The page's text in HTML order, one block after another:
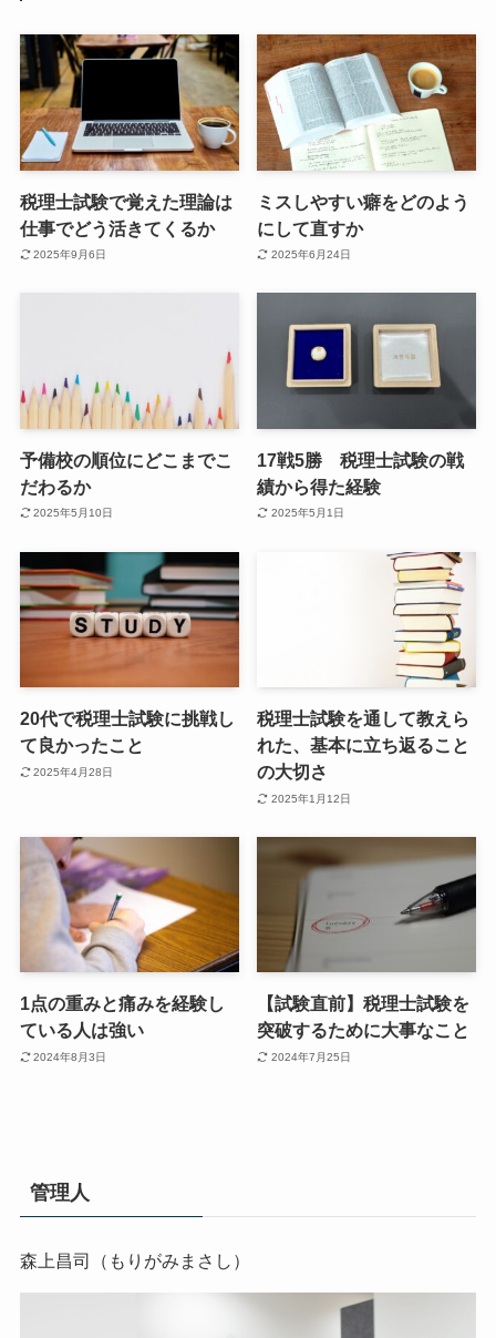
税理士試験で覚えた理論は
仕事でどう活きてくるか
2025年9月6日
ミスしやすい癖をどのよう
にして直すか
2025年6月24日
予備校の順位にどこまでこ
だわるか
2025年5月10日
17戦5勝 税理士試験の戦
績から得た経験
2025年5月1日
20代で税理士試験に挑戦し
て良かったこと
2025年4月28日
税理士試験を通して教えら
れた、基本に立ち返ること
の大切さ
2025年1月12日
1点の重みと痛みを経験し
ている人は強い
2024年8月3日
【試験直前】税理士試験を
突破するために大事なこと
2024年7月25日
管理人
森上昌司（もりがみまさし）